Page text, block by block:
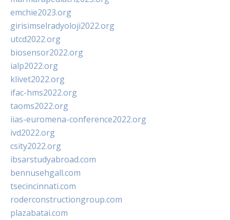
emchie2023.org
girisimselradyoloji2022.org
utcd2022.org
biosensor2022.org
ialp2022.org
klivet2022.org
ifac-hms2022.org
taoms2022.org
iias-euromena-conference2022.org
ivd2022.org
csity2022.org
ibsarstudyabroad.com
bennusehgall.com
tsecincinnati.com
roderconstructiongroup.com
plazabatai.com